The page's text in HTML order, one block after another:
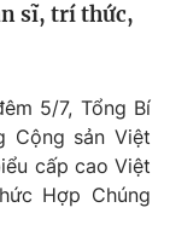
sĩ, trí thức,
5/7, Tổng Bí
Cộng sản Việt
cấp cao Việt
Hợp Chúng